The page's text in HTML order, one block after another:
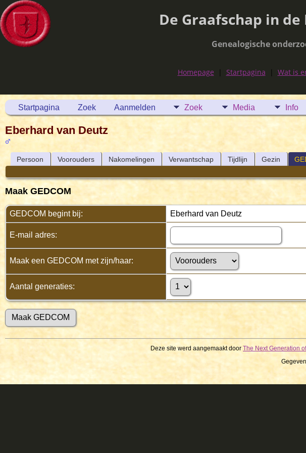
De Graafschap in
Genealogische
Homepage Startpagina Wat is
Startpagina Zoek Aanmelden Zoek Media Info
Eberhard van Deutz
Persoon Voorouders Nakomelingen Verwantschap Tijdlijn Gezin
Maak GEDCOM
GEDCOM begint bij: Eberhard van Deutz
E-mail adres:
Maak een GEDCOM met zijn/haar:
Aantal generaties:
Deze site werd aangemaakt door The Next Generation